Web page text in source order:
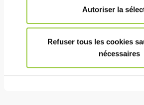
Autoriser la
Refuser tous les cookies
nécessaires
低环境影响